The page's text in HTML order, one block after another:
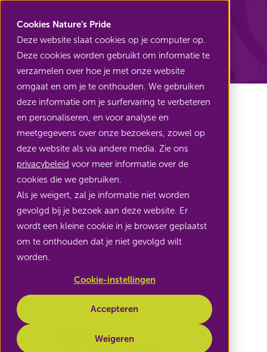
Cookies Nature’s Pride
Deze website slaat cookies op je computer op.
Deze cookies worden gebruikt om informatie te
verzamelen over hoe je met onze website
omgaat en om je te onthouden. We gebruiken
deze informatie om je surfervaring te verbeteren
en personaliseren, en voor analyse en
meetgegevens over onze bezoekers, zowel op
deze website als via andere media. Zie ons
privacybeleid voor meer informatie over de
cookies die we gebruiken.
Als je weigert, zal je informatie niet worden
gevolgd bij je bezoek aan deze website. Er
wordt een kleine cookie in je browser geplaatst
om te onthouden dat je niet gevolgd wilt
worden.
Cookie-instellingen
Accepteren
Weigeren
Terug naar Mini groenten
Mini courgette
Klein, stijlvol en super veelzijdig